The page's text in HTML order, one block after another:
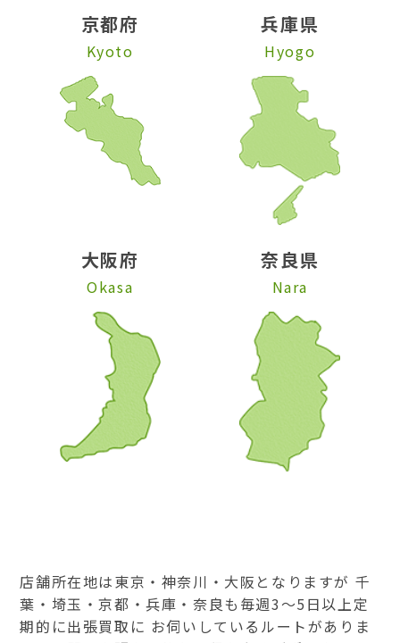
京都府
Kyoto
兵庫県
Hyogo
大阪府
Okasa
奈良県
Nara
店舗所在地は東京・神奈川・大阪となりますが 千
葉・埼玉・京都・兵庫・奈良も毎週3～5日以上定
期的に出張買取に お伺いしているルートがありま